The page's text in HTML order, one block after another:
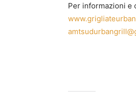
Per informazioni e